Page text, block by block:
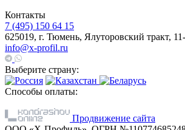
Контакты
7 (495) 150 64 15
625019, г. Тюмень, Ялуторовский тракт,
info@x-profil.ru
Выберите страну:
Способы оплаты:
Продвижение сайта